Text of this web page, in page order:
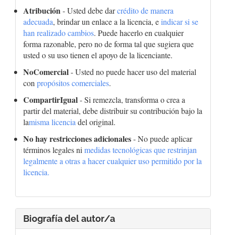
Atribución - Usted debe darcrédito de manera
adecuada, brindar un enlace a la licencia, eindicar si se
han realizado cambios. Puede hacerlo en cualquier
forma razonable, pero no de forma tal que sugiera que
usted o su uso tienen el apoyo de la licenciante.
NoComercial- Usted no puede hacer uso del material
con propósitos comerciales.
CompartirIgual- Si remezcla, transforma o crea a
partir del material, debe distribuir su contribución bajo la
lamisma licencia del original.
No hay restricciones adicionales- No puede aplicar
términos legales ni medidas tecnológicas que restrinjan
legalmente a otras a hacer cualquier uso permitido por la
licencia.
Biografía del autor/a